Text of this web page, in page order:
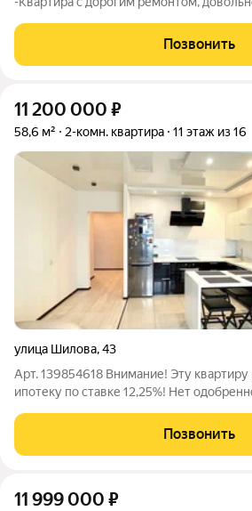
планировка: кухня-гостиная, две
Позвонить
11 200 000 ₽
58,6 м² 2-комн. квартира 11 этаж из 16
улица Шилова,43
Арт. 139854618 Внимание! Эту
ипотеку по ставке 12,25%! Нет
выгодных условиях в одном из банков
квартире:Современная, уютная,
Позвонить
11 999 000 ₽